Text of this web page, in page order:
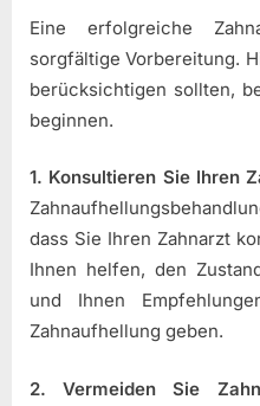
Eine erfolgreiche
sorgfältige Vorbereitung.
berücksichtigen sollten,
beginnen.
1. Konsultieren Sie Ihren
dass Sie Ihren Zahnarzt
Ihnen helfen, den
und Ihnen
Zahnaufhellung geben.
2. Vermeiden Sie